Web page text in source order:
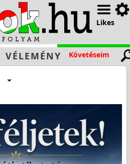
Likes
VÉLEMÉNY Követéseim